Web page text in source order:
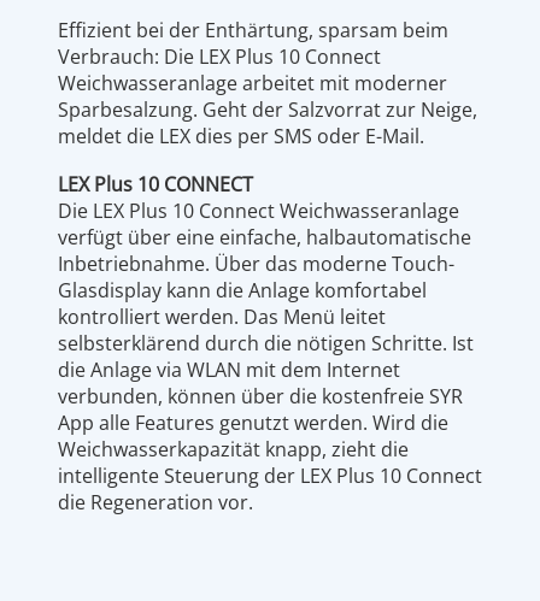
Effizient bei der Enthärtung, sparsam beim
Verbrauch: Die LEX Plus 10 Connect
Weichwasseranlage arbeitet mit moderner
Sparbesalzung. Geht der Salzvorrat zur Neige,
meldet die LEX dies per SMS oder E-Mail.
LEX Plus 10 CONNECT
Die LEX Plus 10 Connect Weichwasseranlage
verfügt über eine einfache, halbautomatische
Inbetriebnahme. Über das moderne Touch-
Glasdisplay kann die Anlage komfortabel
kontrolliert werden. Das Menü leitet
selbsterklärend durch die nötigen Schritte. Ist
die Anlage via WLAN mit dem Internet
verbunden, können über die kostenfreie SYR
App alle Features genutzt werden. Wird die
Weichwasserkapazität knapp, zieht die
intelligente Steuerung der LEX Plus 10 Connect
die Regeneration vor.